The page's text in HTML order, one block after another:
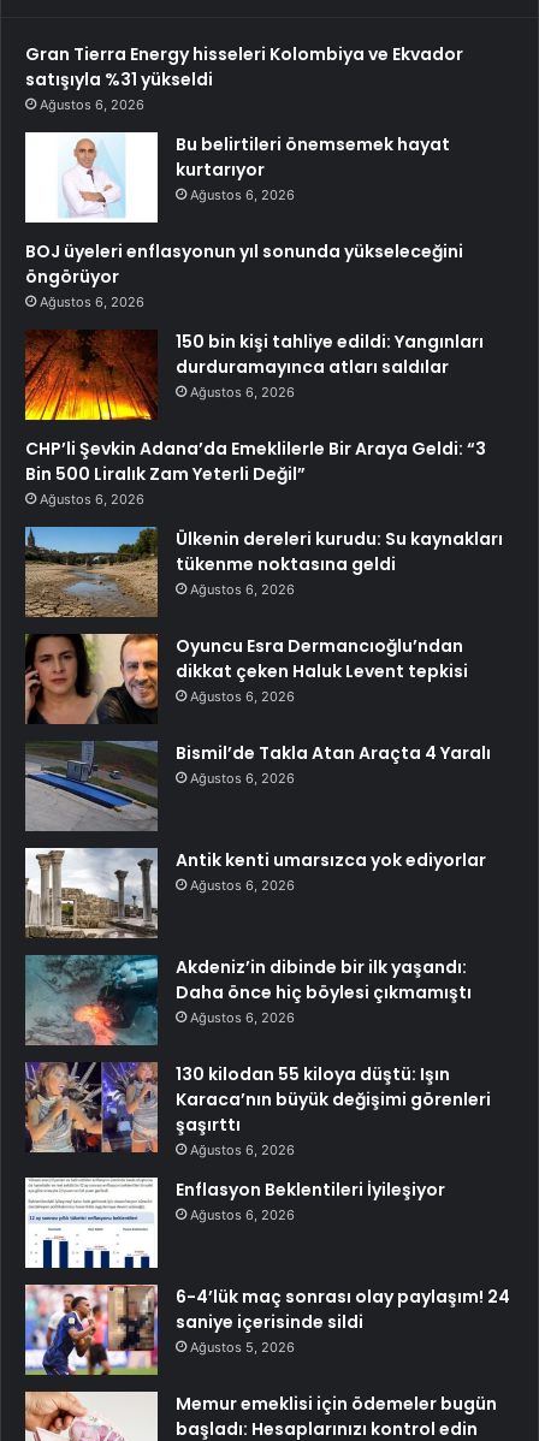
Gran Tierra Energy hisseleri Kolombiya ve Ekvador
satışıyla %31 yükseldi
Ağustos 6, 2026
Bu belirtileri önemsemek hayat
kurtarıyor
Ağustos 6, 2026
BOJ üyeleri enflasyonun yıl sonunda yükseleceğini
öngörüyor
Ağustos 6, 2026
150 bin kişi tahliye edildi: Yangınları
durduramayınca atları saldılar
Ağustos 6, 2026
CHP’li Şevkin Adana’da Emeklilerle Bir Araya Geldi: “3
Bin 500 Liralık Zam Yeterli Değil”
Ağustos 6, 2026
Ülkenin dereleri kurudu: Su kaynakları
tükenme noktasına geldi
Ağustos 6, 2026
Oyuncu Esra Dermancıoğlu’ndan
dikkat çeken Haluk Levent tepkisi
Ağustos 6, 2026
Bismil’de Takla Atan Araçta 4 Yaralı
Ağustos 6, 2026
Antik kenti umarsızca yok ediyorlar
Ağustos 6, 2026
Akdeniz’in dibinde bir ilk yaşandı:
Daha önce hiç böylesi çıkmamıştı
Ağustos 6, 2026
130 kilodan 55 kiloya düştü: Işın
Karaca’nın büyük değişimi görenleri
şaşırttı
Ağustos 6, 2026
Enflasyon Beklentileri İyileşiyor
Ağustos 6, 2026
6-4’lük maç sonrası olay paylaşım! 24
saniye içerisinde sildi
Ağustos 5, 2026
Memur emeklisi için ödemeler bugün
başladı: Hesaplarınızı kontrol edin